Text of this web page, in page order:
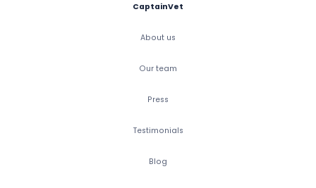
CaptainVet
About us
Our team
Press
Testimonials
Blog